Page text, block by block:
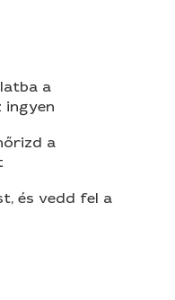
a
ingyen
a
és vedd fel a